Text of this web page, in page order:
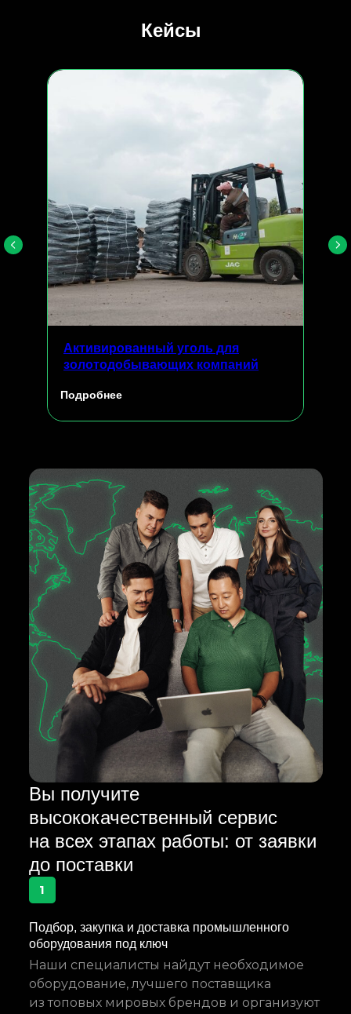
Кейсы
Активированный уголь для
золотодобывающих компаний
Подробнее
Вы получите
высококачественный сервис
на всех этапах работы: от заявки
до поставки
1
Подбор, закупка и доставка промышленного
оборудования под ключ
Наши специалисты найдут необходимое
оборудование, лучшего поставщика
из топовых мировых брендов и организуют